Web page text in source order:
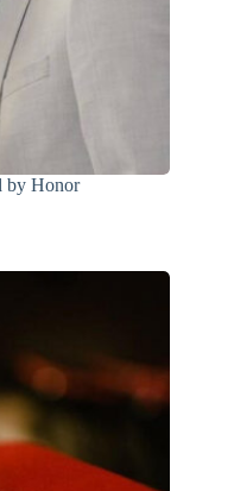
by Honor